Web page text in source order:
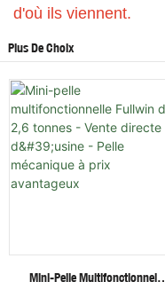
d'où ils viennent.
Plus De Choix
Mini-Pelle Multifonctionnelle